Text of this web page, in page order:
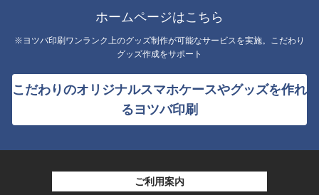
ホームページはこちら
※ヨツバ印刷ワンランク上のグッズ制作が可能なサービスを実施。こだわり
グッズ作成をサポート
こだわりのオリジナルスマホケースやグッズを作れ
るヨツバ印刷
ご利用案内